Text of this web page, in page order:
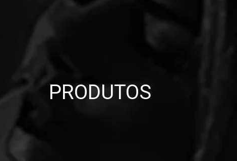
PRODUTOS